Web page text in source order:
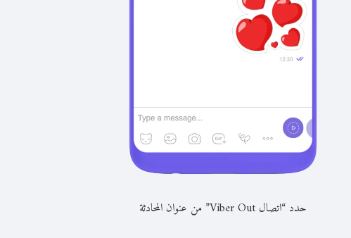
حدد “اتصال Viber Out” من عنوان المحادثة